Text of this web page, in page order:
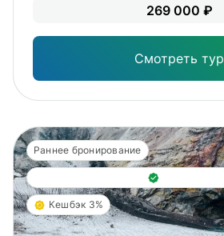
269 000 ₽
Смотреть тур
Раннее бронирование
Кешбэк 3%